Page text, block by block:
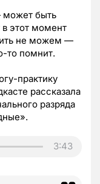
может быть
этот момент
не можем —
то помнит.
практику
рассказала
разряда
3:43